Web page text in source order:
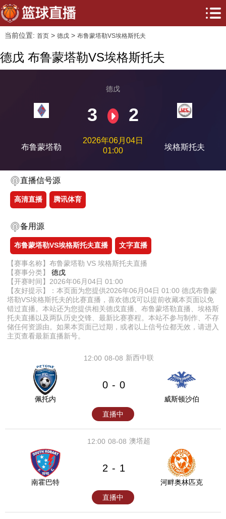
当前位置: 首页> 德戊> 布鲁蒙塔勒VS埃格斯托夫
德戊 布鲁蒙塔勒VS埃格斯托夫
布鲁蒙塔勒
德戊
3 2
2026年06月04日
01:00
埃格斯托夫
直播信号源
高清直播 腾讯体育
备用源
布鲁蒙塔勒VS埃格斯托夫直播 文字直播
【赛事名称】布鲁蒙塔勒 VS 埃格斯托夫直播
【赛事分类】 德戊
【开赛时间】2026年06月04日 01:00
【友好提示】：本页面为您提供2026年06月04日 01:00 德戊布鲁蒙
塔勒VS埃格斯托夫的比赛直播，喜欢德戊可以提前收藏本页面以免
错过直播。本站还为您提供相关德戊直播、布鲁蒙塔勒直播、埃格斯
托夫直播以及两队历史交锋、最新比赛赛程。本站不参与制作、不存
储任何资源由。如果本页面已过期，或者以上信号位都无效，请进入
主页查看最新直播新号。
08-08
12:00 新西中联
佩托内
0 - 0
威斯顿沙伯
直播中
08-08
12:00 澳塔超
南霍巴特
2 - 1
河畔奥林匹克
直播中